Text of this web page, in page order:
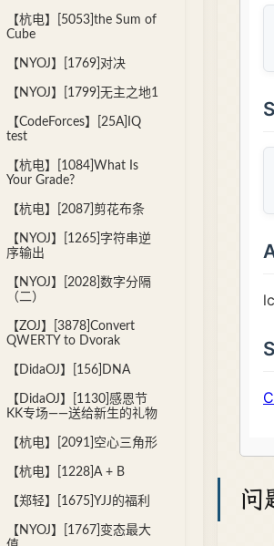
【杭电】[5053]the Sum of
Cube
【NYOJ】[1769]对决
【NYOJ】[1799]无主之地1
【CodeForces】[25A]IQ
test
【杭电】[1084]What Is
Your Grade?
【杭电】[2087]剪花布条
【NYOJ】[1265]字符串逆
序输出
【NYOJ】[2028]数字分隔
（二）
【ZOJ】[3878]Convert
QWERTY to Dvorak
【DidaOJ】[156]DNA
【DidaOJ】[1130]感恩节
KK专场——送给新生的礼物
【杭电】[2091]空心三角形
【杭电】[1228]A + B
【郑轻】[1675]YJJ的福利
【NYOJ】[1767]变态最大
问